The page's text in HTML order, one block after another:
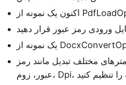
ورودی رمز عبور قرار دهید
مختلف تبدیل مانند رمز